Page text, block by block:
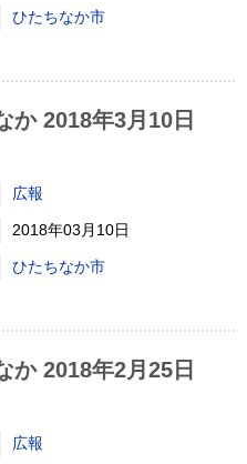
ひたちなか市
か 2018年3月10日
広報
2018年03月10日
ひたちなか市
か 2018年2月25日
広報